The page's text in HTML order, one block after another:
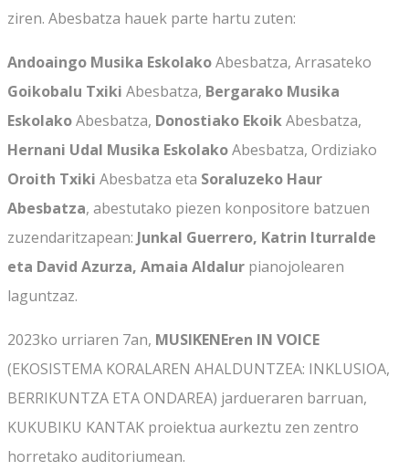
ziren. Abesbatza hauek parte hartu zuten:
Andoaingo Musika EskolakoAbesbatza, Arrasateko
Goikobalu Txiki Abesbatza, Bergarako Musika
EskolakoAbesbatza, Donostiako EkoikAbesbatza,
Hernani Udal Musika EskolakoAbesbatza, Ordiziako
Oroith Txiki Abesbatza eta Soraluzeko Haur
Abesbatza, abestutako piezen konpositore batzuen
zuzendaritzapean: Junkal Guerrero, Katrin Iturralde
eta David Azurza, Amaia Aldalur pianojolearen
laguntzaz.
2023ko urriaren 7an, MUSIKENEren IN VOICE
(EKOSISTEMA KORALAREN AHALDUNTZEA: INKLUSIOA,
BERRIKUNTZA ETA ONDAREA) jardueraren barruan,
KUKUBIKU KANTAK proiektua aurkeztu zen zentro
horretako auditoriumean.